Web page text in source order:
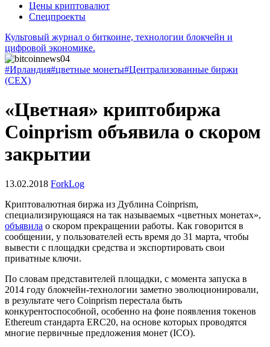
Цены криптовалют
Спецпроекты
Культовый журнал о биткоине, технологии блокчейн и
цифровой экономике.
#Ирландия#цветные монеты#Централизованные биржи
(CEX)
«Цветная» криптобиржа
Coinprism объявила о скором
закрытии
13.02.2018 ForkLog
Криптовалютная биржа из Дублина Coinprism,
специализирующаяся на так называемых «цветных монетах»,
объявила о скором прекращении работы. Как говорится в
сообщении, у пользователей есть время до 31 марта, чтобы
вывести с площадки средства и экспортировать свои
приватные ключи.
По словам представителей площадки, с момента запуска в
2014 году блокчейн-технологии заметно эволюционировали,
в результате чего Coinprism перестала быть
конкурентоспособной, особенно на фоне появления токенов
Ethereum стандарта ERC20, на основе которых проводятся
многие первичные предложения монет (ICO).